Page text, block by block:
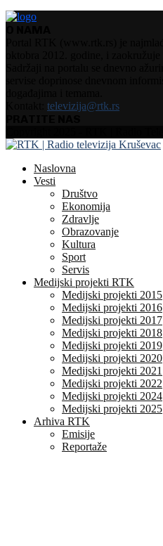
televizija@rtk.rs
Naslovna
Vesti
Društvo
Ekonomija
Zdravlje
Obrazovanje
Kultura
Sport
Servis
Medijski projekti RTK
Medijski projekti 2015
Medijski projekti 2016
Medijski projekti 2017
Medijski projekti 2018
Medijski projekti 2019
Medijski projekti 2020
Medijski projekti 2021
Medijski projekti 2022
Medijski projekti 2024
Medijski projekti 2025
Arhiva RTK
Emisije
Reportaže